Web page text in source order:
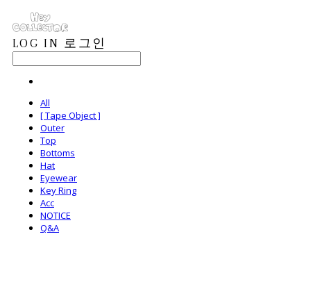
LOG IN 로그인
All
[ Tape Object ]
Outer
Top
Bottoms
Hat
Eyewear
Key Ring
Acc
NOTICE
Q&A